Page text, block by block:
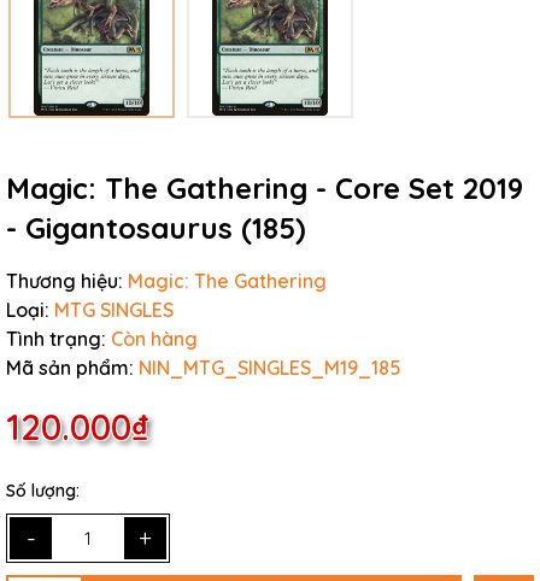
Magic: The Gathering - Core Set 2019
- Gigantosaurus (185)
Thương hiệu: Magic: The Gathering
Loại: MTG SINGLES
Tình trạng: Còn hàng
Mã sản phẩm: NIN_MTG_SINGLES_M19_185
120.000₫
Số lượng:
- +